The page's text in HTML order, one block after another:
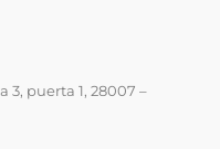
3, puerta 1, 28007 –